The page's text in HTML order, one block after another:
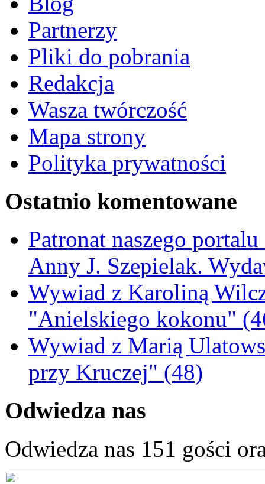
Partnerzy
Pliki do pobrania
Redakcja
Wasza twórczość
Mapa strony
Polityka prywatności
Ostatnio komentowane
Patronat naszego
Anny J. Szepielak.
Wywiad z Karoliną
"Anielskiego kokonu"
Wywiad z Marią
przy Kruczej" (48)
Odwiedza nas
Odwiedza nas 151 gości